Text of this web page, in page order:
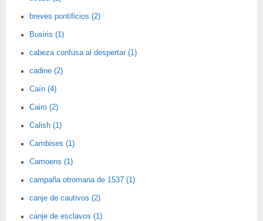
breves pontificios (2)
Busiris (1)
cabeza confusa al despertar (1)
cadine (2)
Caín (4)
Cairo (2)
Calish (1)
Cambises (1)
Camoens (1)
campaña otromana de 1537 (1)
canje de cautivos (2)
canje de esclavos (1)